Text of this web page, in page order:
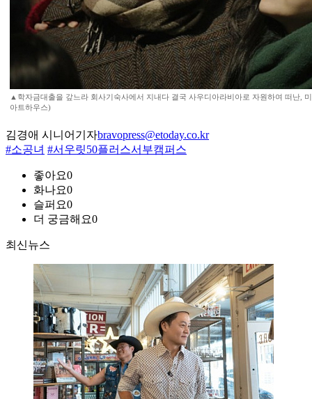
▲학자금대출을 갚느라 회사기숙사에서 지내다 결국 사우디아라비아로 자원하여 떠난,
아트하우스)
김경애 시니어기자bravopress@etoday.co.kr
#소공녀 #서우릿50플러스서부캠퍼스
좋아요0
화나요0
슬퍼요0
더 궁금해요0
최신뉴스